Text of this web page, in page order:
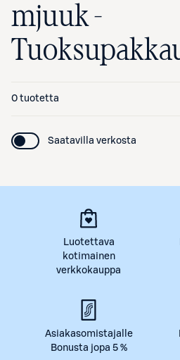
mjuuk -
0 tuotetta
Saatavilla verkosta
Luotettava
kotimainen
verkkokauppa
Asiakasomistajalle
Bonusta jopa 5 %